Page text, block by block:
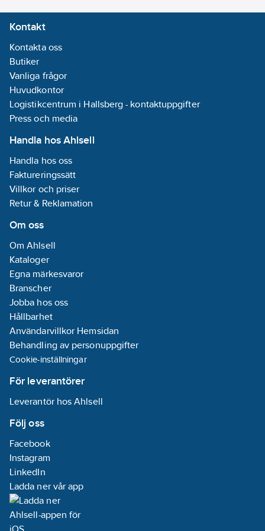
Kontakt
Kontakta oss
Butiker
Vanliga frågor
Huvudkontor
Logistikcentrum i Hallsberg - kontaktuppgifter
Press och media
Handla hos Ahlsell
Handla hos oss
Faktureringssätt
Villkor och priser
Retur & Reklamation
Om oss
Om Ahlsell
Kataloger
Egna märkesvaror
Branscher
Jobba hos oss
Hållbarhet
Användarvillkor Hemsidan
Behandling av personuppgifter
Cookie-inställningar
För leverantörer
Leverantör hos Ahlsell
Följ oss
Facebook
Instagram
LinkedIn
Ladda ner vår app